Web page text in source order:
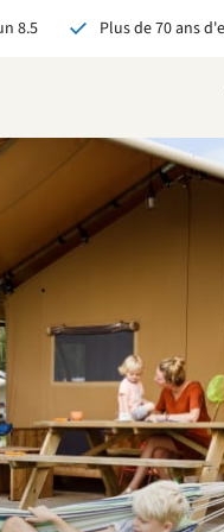
8.5 Plus de 70 ans
via RCN, vous
garantie du meilleur prix
avantages exclusifs
contact personnalisé
tous les avantages